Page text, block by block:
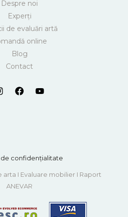
Despre noi
Experți
de evaluări artă
online
Blog
Contact
de confidențialitate
I Evaluare mobilier I Raport
ANEVAR